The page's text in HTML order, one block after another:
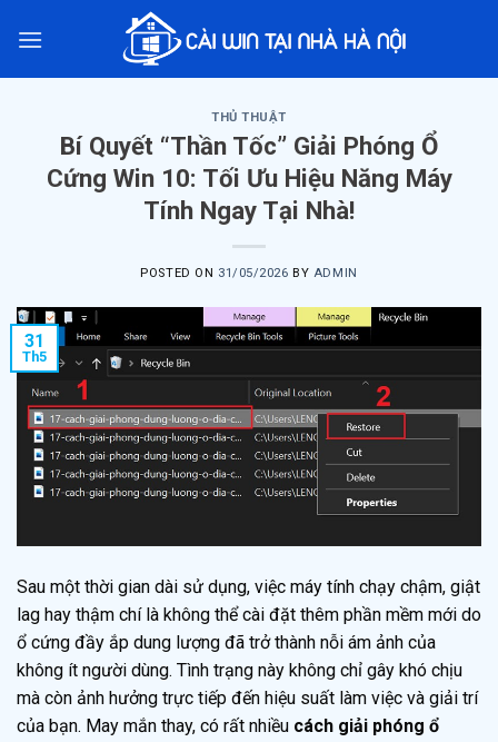
THỦ THUẬT
Bí Quyết “Thần Tốc” Giải Phóng Ổ
Cứng Win 10: Tối Ưu Hiệu Năng Máy
Tính Ngay Tại Nhà!
POSTED ON 31/05/2026 BY ADMIN
31
Th5
Sau một thời gian dài sử dụng, việc máy tính chạy chậm, giật
lag hay thậm chí là không thể cài đặt thêm phần mềm mới do
ổ cứng đầy ắp dung lượng đã trở thành nỗi ám ảnh của
không ít người dùng. Tình trạng này không chỉ gây khó chịu
mà còn ảnh hưởng trực tiếp đến hiệu suất làm việc và giải trí
của bạn. May mắn thay, có rất nhiều cách giải phóng ổ